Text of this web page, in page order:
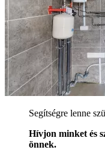
Segítségre lenne
Hívjon minket és
önnek.